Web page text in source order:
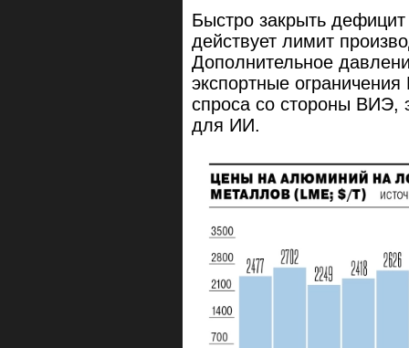
Быстро закрыть
действует лимит
Дополнительное
экспортные
спроса со стороны ВИЭ,
для ИИ.